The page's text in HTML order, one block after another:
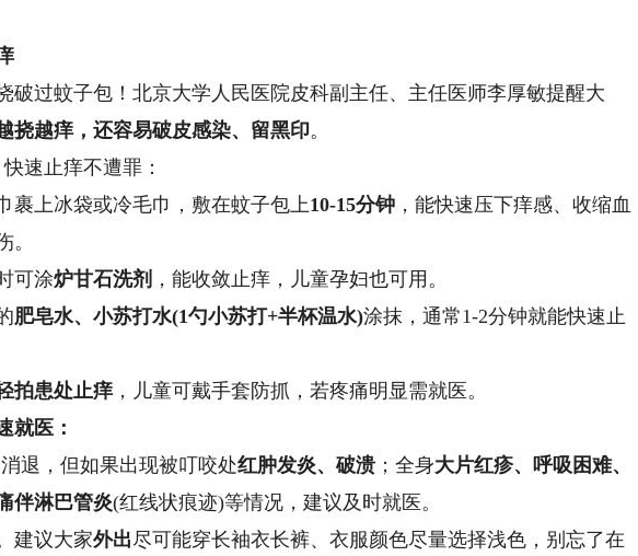
过蚊子包！北京大学人民医院皮科副主任、主任医师李厚敏提醒大
挠越痒，还容易破皮感染、留黑印。
速止痒不遭罪：
裹上冰袋或冷毛巾，敷在蚊子包上10-15分钟 ，能快速压下痒感、收缩血
。
可涂炉甘石洗剂 ，能收敛止痒，儿童孕妇也可用。
肥皂水、小苏打水(1勺小苏打+半杯温水)涂抹，通常1-2分钟就能快速止
拍患处止痒，儿童可戴手套防抓，若疼痛明显需就医。
医：
，但如果出现被叮咬处红肿发炎、破溃；全身大片红疹、呼吸困难、
伴淋巴管炎(红线状痕迹)等情况，建议及时就医。
建议大家外出尽可能穿长袖衣长裤、衣服颜色尽量选择浅色，别忘了在